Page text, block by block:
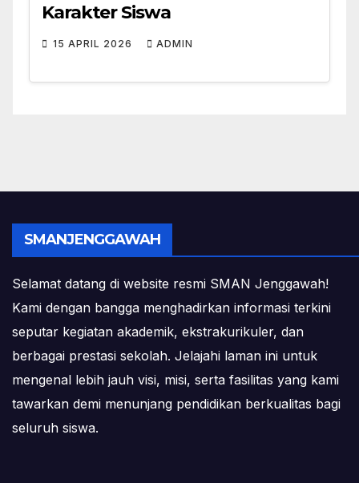
Karakter Siswa
15 APRIL 2026 ADMIN
SMANJENGGAWAH
Selamat datang di website resmi SMAN Jenggawah!
Kami dengan bangga menghadirkan informasi terkini
seputar kegiatan akademik, ekstrakurikuler, dan
berbagai prestasi sekolah. Jelajahi laman ini untuk
mengenal lebih jauh visi, misi, serta fasilitas yang kami
tawarkan demi menunjang pendidikan berkualitas bagi
seluruh siswa.